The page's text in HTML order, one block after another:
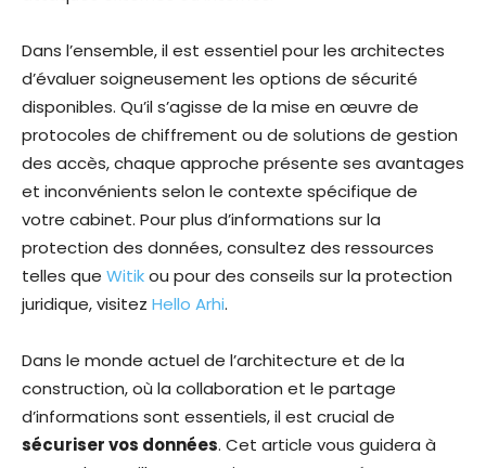
Dans l’ensemble, il est essentiel pour les architectes
d’évaluer soigneusement les options de sécurité
disponibles. Qu’il s’agisse de la mise en œuvre de
protocoles de chiffrement ou de solutions de gestion
des accès, chaque approche présente ses avantages
et inconvénients selon le contexte spécifique de
votre cabinet. Pour plus d’informations sur la
protection des données, consultez des ressources
telles que Witikou pour des conseils sur la protection
juridique, visitez Hello Arhi.
Dans le monde actuel de l’architecture et de la
construction, où la collaboration et le partage
d’informations sont essentiels, il est crucial de
sécuriser vos données. Cet article vous guidera à